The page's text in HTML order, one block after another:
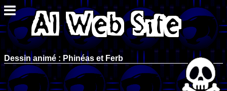
Dessin animé : Phinéas et Ferb